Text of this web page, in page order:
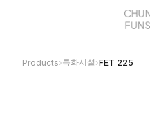
Products›특화시설 ›FET 225